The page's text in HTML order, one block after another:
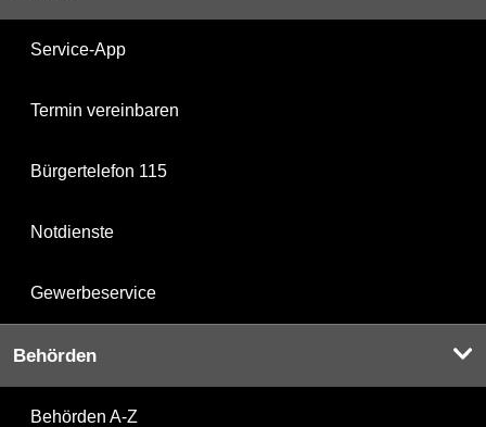
Service-App
Termin vereinbaren
Bürgertelefon 115
Notdienste
Gewerbeservice
Behörden
Behörden A-Z